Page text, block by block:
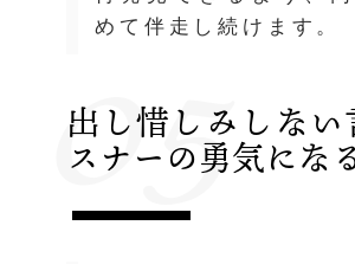
めて伴走し続けます。
出し惜しみしない
スナーの勇気にな
05